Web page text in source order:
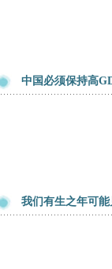
中国必须保持高
我们有生之年可